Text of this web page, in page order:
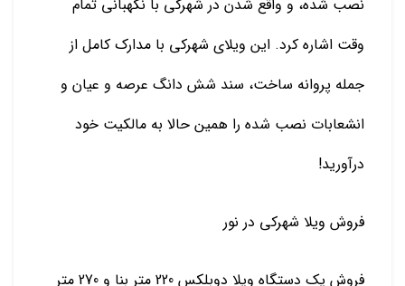
نصب شده، و واقع شدن در شهرکی با نگهبانی تمام
وقت اشاره کرد. این ویلای شهرکی با مدارک کامل از
جمله پروانه ساخت، سند شش دانگ عرصه و عیان و
انشعابات نصب شده را همین حالا به مالکیت خود
درآورید!
فروش ویلا شهرکی در نور
فروش یک دستگاه ویلا دوبلکس 220 متر بنا و 270 متر